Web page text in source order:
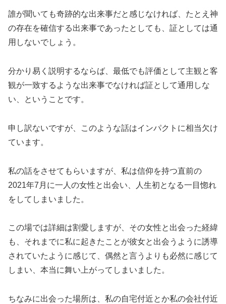
誰が聞いても奇跡的な出来事だと感じなければ、たとえ神
の存在を確信する出来事であったとしても、証としては通
用しないでしょう。
分かり易く説明するならば、最低でも評価として主観と客
観が一致するような出来事でなければ証として通用しな
い、ということです。
申し訳ないですが、このような話はインパクトに相当欠け
ています。
私の話をさせてもらいますが、私は信仰を持つ直前の
2021年7月に一人の女性と出会い、人生初となる一目惚れ
をしてしまいました。
この場では詳細は割愛しますが、その女性と出会った経緯
も、それまでに私に起きたことが彼女と出会うように誘導
されていたように感じて、偶然と言うよりも必然に感じて
しまい、本当に舞い上がってしまいました。
ちなみに出会った場所は、私の自宅付近とか私の会社付近